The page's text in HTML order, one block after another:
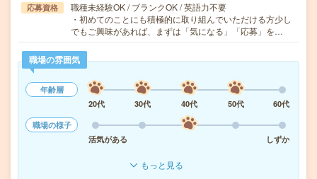
応募資格
職種未経験OK / ブランクOK / 英語力不要
・初めてのことにも積極的に取り組んでいただける方少し
でもご興味があれば、まずは「気になる」「応募」を…
職場の雰囲気
年齢層
20代
30代 40代 50代
60代
職場の様子
活気がある
しずか
もっと見る